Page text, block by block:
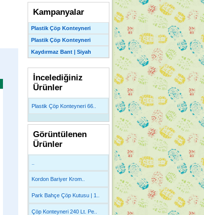
Kampanyalar
Plastik Çöp Konteyneri
Plastik Çöp Konteyneri
Kaydırmaz Bant | Siyah
İncelediğiniz
Ürünler
Plastik Çöp Konteyneri 66..
Görüntülenen
Ürünler
Kordon Bariyer Krom..
Park Bahçe Çöp Kutusu | 1..
Çöp Konteyneri 240 Lt. Pe..